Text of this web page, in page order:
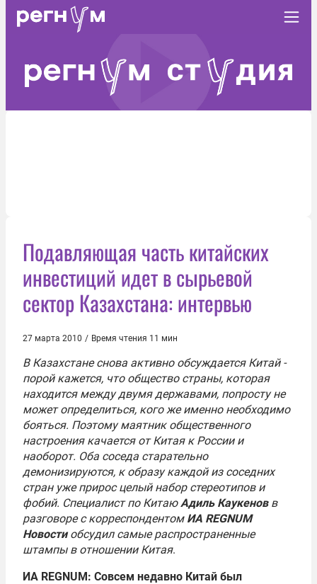
Подавляющая часть китайских
инвестиций идет в сырьевой
сектор Казахстана: интервью
27 марта 2010 / Время чтения 11 мин
В Казахстане снова активно обсуждается Китай -
порой кажется, что общество страны, которая
находится между двумя державами, попросту не
может определиться, кого же именно необходимо
бояться. Поэтому маятник общественного
настроения качается от Китая к России и
наоборот. Оба соседа старательно
демонизируются, к образу каждой из соседних
стран уже прирос целый набор стереотипов и
фобий. Специалист по КитаюАдиль Каукеновв
разговоре с корреспондентом ИА REGNUM
Новостиобсудил самые распространенные
штампы в отношении Китая.
ИА REGNUM: Совсем недавно Китай был